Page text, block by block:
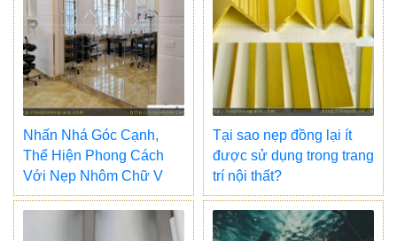
Nhấn Nhá Góc Cạnh,
Thể Hiện Phong Cách
Với Nẹp Nhôm Chữ V
Tại sao nẹp đồng lại ít
được sử dụng trong trang
trí nội thất?